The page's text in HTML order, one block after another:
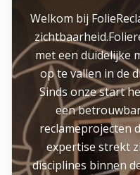
Welkom bij
met een duidelijke
op te vallen in de
Sinds onze start
een
reclameprojecten
expertise strekt
disciplines binnen